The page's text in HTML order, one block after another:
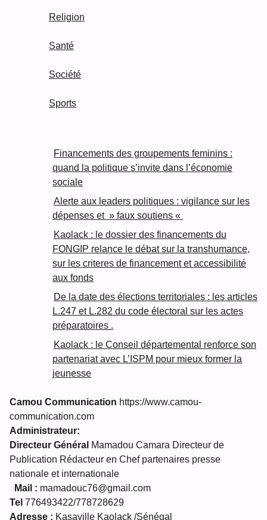
Religion
Santé
Société
Sports
Financements des groupements feminins :
quand la politique s’invite dans l’économie
sociale
Alerte aux leaders politiques : vigilance sur les
dépenses et » faux soutiens «
Kaolack : le dossier des financements du
FONGIP relance le débat sur la transhumance,
sur les criteres de financement et accessibilité
aux fonds
De la date des élections territoriales : les articles
L.247 et L.282 du code électoral sur les actes
préparatoires .
Kaolack : le Conseil départemental renforce son
partenariat avec L’ISPM pour mieux former la
jeunesse
Camou Communication https://www.camou-
communication.com
Administrateur:
Directeur Général Mamadou Camara Directeur de
Publication Rédacteur en Chef partenaires presse
nationale et internationale
Mail : mamadouc76@gmail.com
Tel 776493422/778728629
Adresse : Kasaville Kaolack /Sénégal